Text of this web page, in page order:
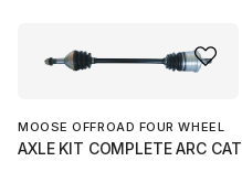
MOOSE OFFROAD FOUR WHEEL
AXLE KIT COMPLETE ARC CAT